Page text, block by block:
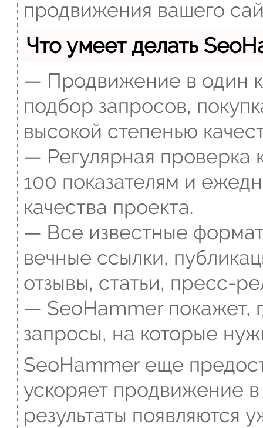
продвижения вашего
Что умеет делать
— Продвижение в один
подбор запросов,
высокой степенью
— Регулярная проверка
100 показателям и
качества проекта.
— Все известные
вечные ссылки,
отзывы, статьи, пресс-
— SeoHammer покажет,
запросы, на которые
SeoHammer еще
ускоряет продвижение
результаты появляются